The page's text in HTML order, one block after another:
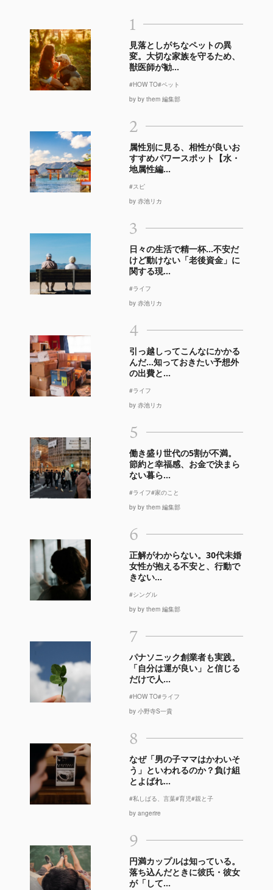
1
見落としがちなペットの異
変。大切な家族を守るため、
獣医師が勧...
#HOW TO#ペット
by by them 編集部
2
属性別に見る、相性が良いお
すすめパワースポット【水・
地属性編...
#スピ
by 赤池リカ
3
日々の生活で精一杯…不安だ
けど動けない「老後資金」に
関する現...
#ライフ
by 赤池リカ
4
引っ越しってこんなにかかる
んだ…知っておきたい予想外
の出費と...
#ライフ
by 赤池リカ
5
働き盛り世代の5割が不満。
節約と幸福感、お金で決まら
ない暮ら...
#ライフ#家のこと
by by them 編集部
6
正解がわからない。30代未婚
女性が抱える不安と、行動で
きない...
#シングル
by by them 編集部
7
パナソニック創業者も実践。
「自分は運が良い」と信じる
だけで人...
#HOW TO#ライフ
by 小野寺S一貴
8
なぜ「男の子ママはかわいそ
う」といわれるのか？負け組
とよばれ...
#私しばる、言葉#育児#親と子
by angerire
9
円満カップルは知っている。
落ち込んだときに彼氏・彼女
が「して...